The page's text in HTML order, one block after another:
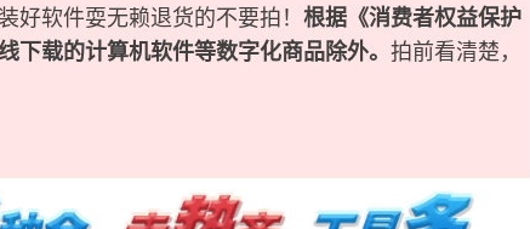
软件耍无赖退货的不要拍！ 根据《消费者权益保护
载的计算机软件等数字化商品除外。 拍前看清楚，